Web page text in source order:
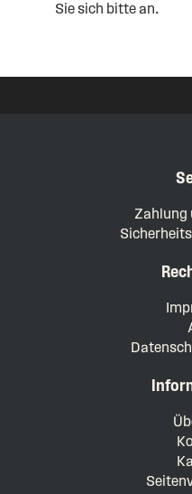
Sie sich bitte an.
Zahlung